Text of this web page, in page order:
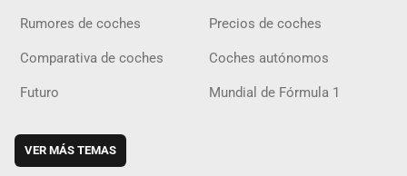
Rumores de coches Precios de coches
Comparativa de coches Coches autónomos
Futuro Mundial de Fórmula 1
VER MÁS TEMAS